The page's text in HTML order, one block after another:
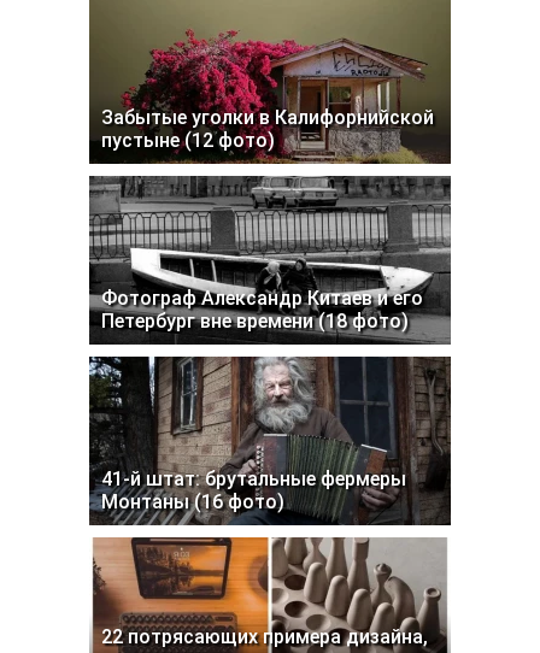
Забытые уголки в Калифорнийской
пустыне (12 фото)
Фотограф Александр Китаев и его
Петербург вне времени (18 фото)
41-й штат: брутальные фермеры
Монтаны (16 фото)
22 потрясающих примера дизайна,